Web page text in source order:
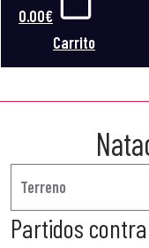
0.00€
Carrito
Terreno
Partidos